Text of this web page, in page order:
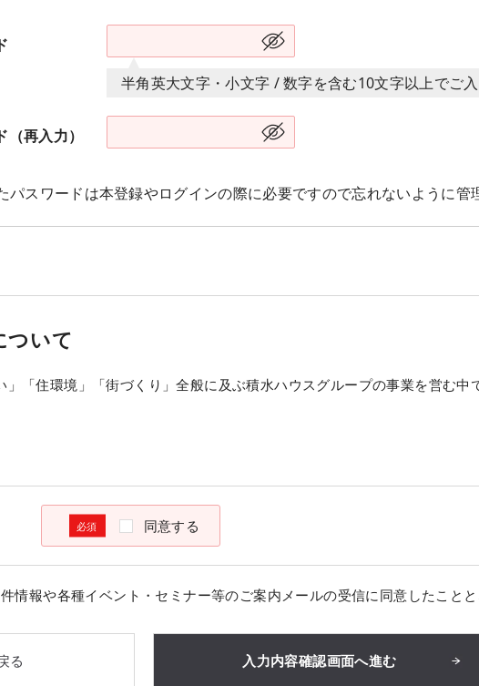
半角英大文字・小文字 / 数字を含む10文字以上でご入
再入力）
パスワードは本登録やログインの際に必要ですので忘れないように管
ついて
「住環境」「街づくり」全般に及ぶ積水ハウスグループの事業を営む中
同意する
情報や各種イベント・セミナー等のご案内メールの受信に同意したことと